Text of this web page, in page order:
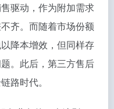
驱动，作为附加需求
齐。而随着市场份额
降本增效，但同样存
。此后，第三方售后
路时代。